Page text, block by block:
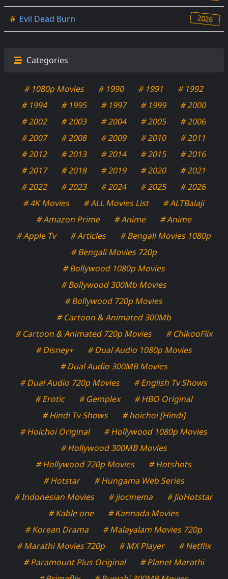
# Evil Dead Burn 2026
Categories
# 1080p Movies # 1990 # 1991
# 1992
# 1994
# 1995 # 1997 # 1999
# 2000
# 2002
# 2003 # 2004 # 2005
# 2006
# 2007
# 2008 # 2009 # 2010
# 2011
# 2012
# 2013 # 2014 # 2015
# 2016
# 2017
# 2018 # 2019 # 2020
# 2021
# 2022
# 2023 # 2024 # 2025
# 2026
# 4K Movies
# ALL Movies List
# ALTBalaji
# Amazon Prime
# Anime
# Anime
# Apple Tv
# Articles
# Bengali Movies 1080p
# Bengali Movies 720p
# Bollywood 1080p Movies
# Bollywood 300Mb Movies
# Bollywood 720p Movies
# Cartoon & Animated 300Mb
# Cartoon & Animated 720p Movies
# ChikooFlix
# Disney+
# Dual Audio 1080p Movies
# Dual Audio 300MB Movies
# Dual Audio 720p Movies
# English Tv Shows
# Erotic
# Gemplex
# HBO Original
# Hindi Tv Shows
# hoichoi [Hindi]
# Hoichoi Original
# Hollywood 1080p Movies
# Hollywood 300MB Movies
# Hollywood 720p Movies
# Hotshots
# Hotstar
# Hungama Web Series
# Indonesian Movies
# jiocinema
# JioHotstar
# Kable one
# Kannada Movies
# Korean Drama
# Malayalam Movies 720p
# Marathi Movies 720p
# MX Player
# Netflix
# Paramount Plus Original
# Planet Marathi